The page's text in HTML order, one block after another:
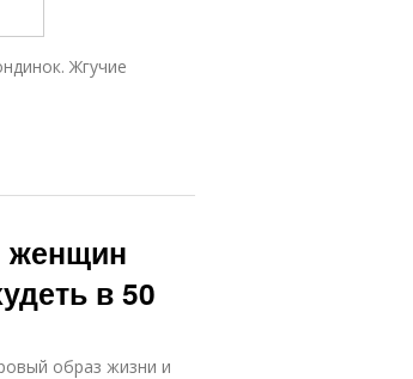
Жгучие
женщин
в 50
образ жизни и